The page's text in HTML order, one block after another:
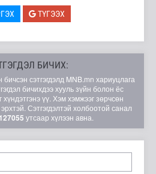
ТҮГЭЭХ
БИЧИХ:
сэтгэгдэлд MNB.mn хариуцлага
бичихдээ хууль зүйн болон ёс
үү. Хэм хэмжээг зөрчсөн
эрхтэй. Сэтгэгдэлтэй холбоотой санал
утсаар хүлээн авна.